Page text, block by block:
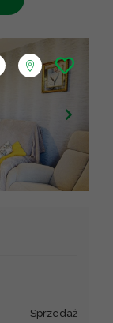
contributors © CARTO
sprzedaż